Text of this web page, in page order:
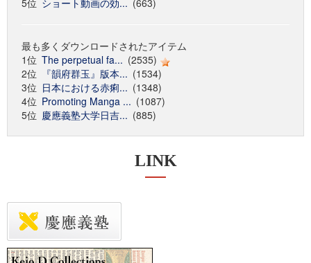
5位 ショート動画の効... (663)
最も多くダウンロードされたアイテム
1位 The perpetual fa... (2535)
2位
『韻府群玉』版本... (1534)
3位 日本における赤痢... (1348)
4位 Promoting Manga ... (1087)
5位 慶應義塾大学日吉... (885)
LINK